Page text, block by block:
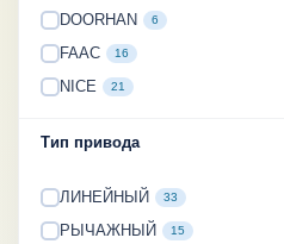
DOORHAN 6
FAAC 16
NICE 21
Тип привода
ЛИНЕЙНЫЙ 33
РЫЧАЖНЫЙ 15